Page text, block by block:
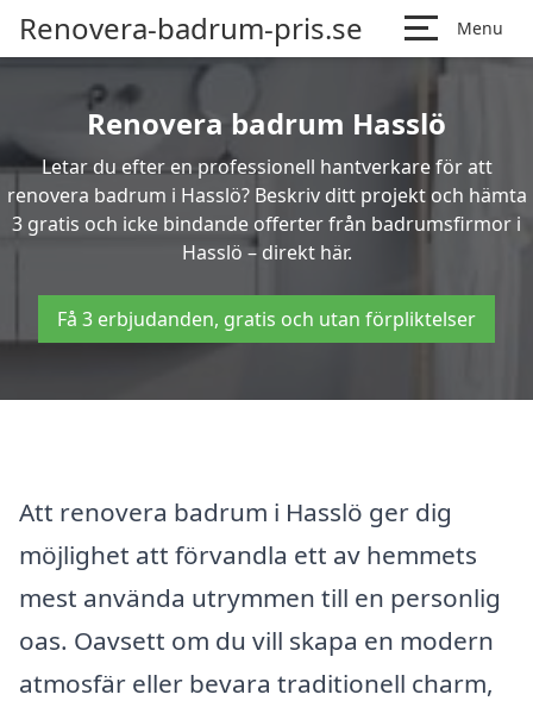
Renovera-badrum-pris.se Menu
Renovera badrum Hasslö
Letar du efter en professionell hantverkare för att
renovera badrum i Hasslö? Beskriv ditt projekt och hämta
3 gratis och icke bindande offerter från badrumsfirmor i
Hasslö – direkt här.
Få 3 erbjudanden, gratis och utan förpliktelser
Att renovera badrum i Hasslö ger dig
möjlighet att förvandla ett av hemmets
mest använda utrymmen till en personlig
oas. Oavsett om du vill skapa en modern
atmosfär eller bevara traditionell charm,